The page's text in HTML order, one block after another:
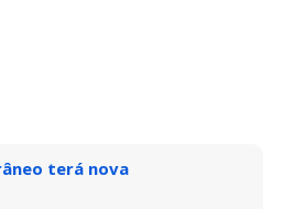
terá nova